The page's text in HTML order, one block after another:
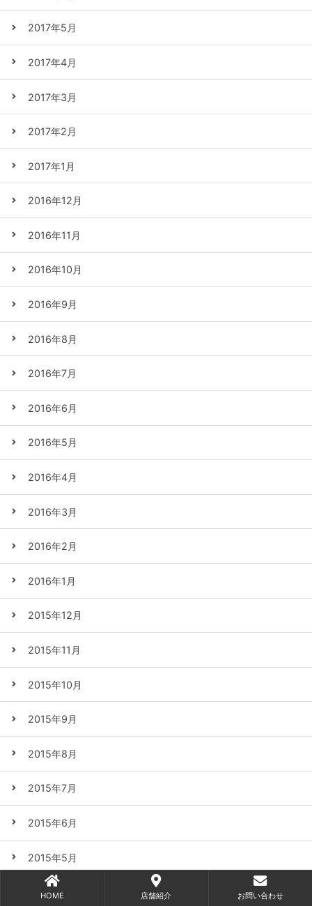
2017年5月
2017年4月
2017年3月
2017年2月
2017年1月
2016年12月
2016年11月
2016年10月
2016年9月
2016年8月
2016年7月
2016年6月
2016年5月
2016年4月
2016年3月
2016年2月
2016年1月
2015年12月
2015年11月
2015年10月
2015年9月
2015年8月
2015年7月
2015年6月
2015年5月
2015年4月
HOME 店舗紹介 お問い合わせ